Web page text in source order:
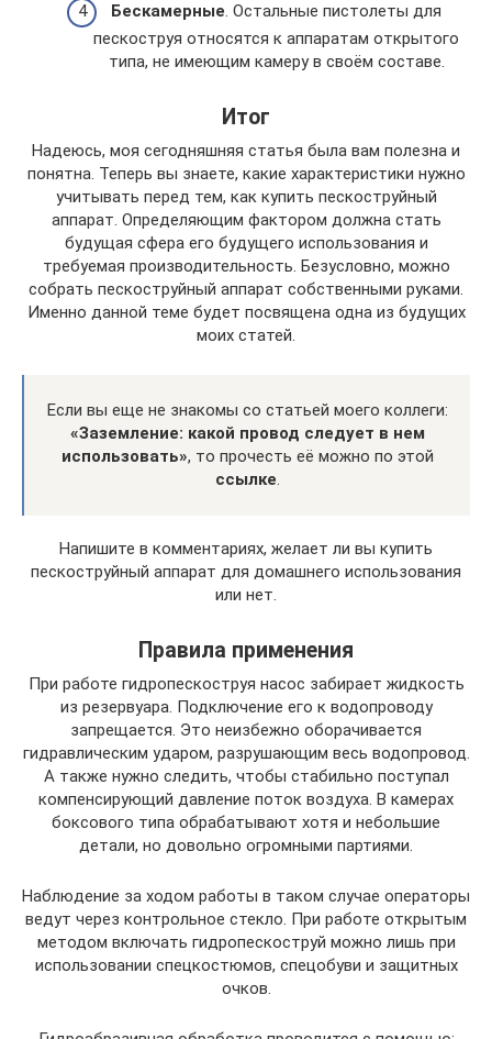
Бескамерные. Остальные пистолеты для
пескоструя относятся к аппаратам открытого
типа, не имеющим камеру в своём составе.
Итог
Надеюсь, моя сегодняшняя статья была вам полезна и
понятна. Теперь вы знаете, какие характеристики нужно
учитывать перед тем, как купить пескоструйный
аппарат. Определяющим фактором должна стать
будущая сфера его будущего использования и
требуемая производительность. Безусловно, можно
собрать пескоструйный аппарат собственными руками.
Именно данной теме будет посвящена одна из будущих
моих статей.
Если вы еще не знакомы со статьей моего коллеги:
«Заземление: какой провод следует в нем
использовать», то прочесть её можно по этой
ссылке.
Напишите в комментариях, желает ли вы купить
пескоструйный аппарат для домашнего использования
или нет.
Правила применения
При работе гидропескоструя насос забирает жидкость
из резервуара. Подключение его к водопроводу
запрещается. Это неизбежно оборачивается
гидравлическим ударом, разрушающим весь водопровод.
А также нужно следить, чтобы стабильно поступал
компенсирующий давление поток воздуха. В камерах
боксового типа обрабатывают хотя и небольшие
детали, но довольно огромными партиями.
Наблюдение за ходом работы в таком случае операторы
ведут через контрольное стекло. При работе открытым
методом включать гидропескоструй можно лишь при
использовании спецкостюмов, спецобуви и защитных
очков.